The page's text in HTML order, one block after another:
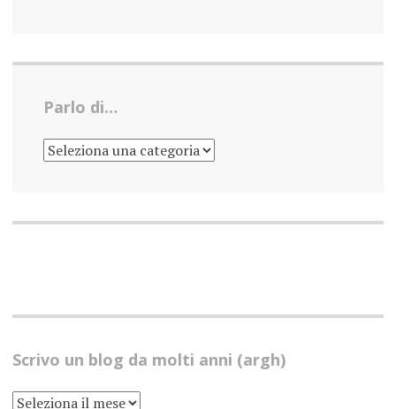
Parlo di…
PARLO
DI…
Scrivo un blog da molti anni (argh)
SCRIVO